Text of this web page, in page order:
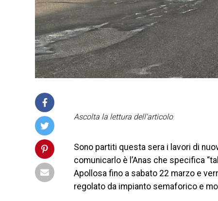
Ascolta la lettura dell'articolo
Sono partiti questa sera i lavori di
comunicarlo è l’Anas che specifica
Apollosa fino a sabato 22 marzo e
regolato da impianto semaforico e